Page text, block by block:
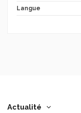
Langue
Actualité